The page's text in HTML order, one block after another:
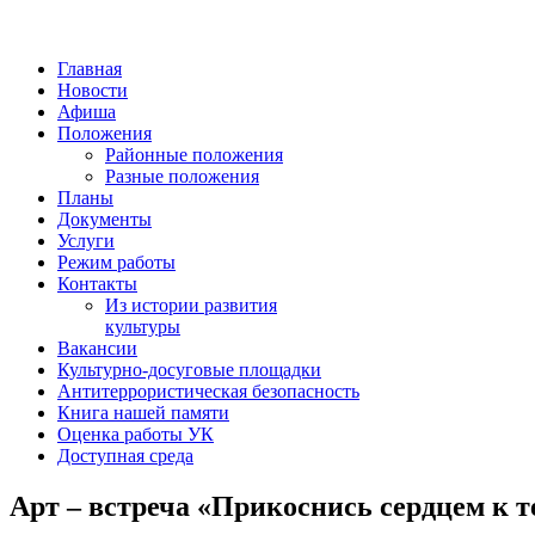
Главная
Новости
Афиша
Положения
Районные положения
Разные положения
Планы
Документы
Услуги
Режим работы
Контакты
Из истории развития
культуры
Вакансии
Культурно-досуговые площадки
Антитеррористическая безопасность
Книга нашей памяти
Оценка работы УК
Доступная среда
Арт – встреча «Прикоснись сердцем к